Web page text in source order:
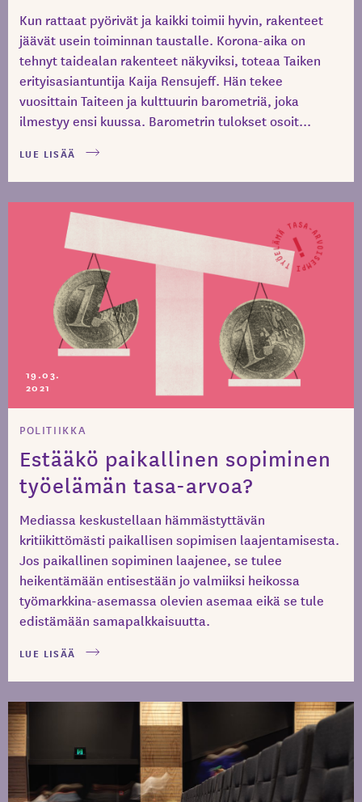
Kun rattaat pyörivät ja kaikki toimii hyvin, rakenteet
jäävät usein toiminnan taustalle. Korona-aika on
tehnyt taidealan rakenteet näkyviksi, toteaa Taiken
erityisasiantuntija Kaija Rensujeff. Hän tekee
vuosittain Taiteen ja kulttuurin barometriä, joka
ilmestyy ensi kuussa. Barometrin tulokset osoit...
LUE LISÄÄ
19.03.
2021
POLITIIKKA
Estääkö paikallinen sopiminen
työelämän tasa-arvoa?
Mediassa keskustellaan hämmästyttävän
kritiikittömästi paikallisen sopimisen laajentamisesta.
Jos paikallinen sopiminen laajenee, se tulee
heikentämään entisestään jo valmiiksi heikossa
työmarkkina-asemassa olevien asemaa eikä se tule
edistämään samapalkkaisuutta.
LUE LISÄÄ